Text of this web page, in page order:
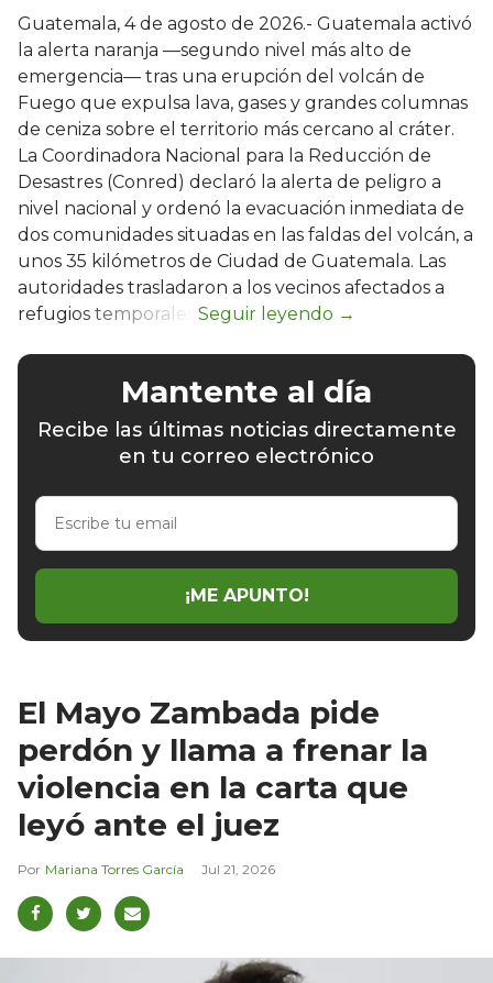
Guatemala, 4 de agosto de 2026.- Guatemala activó
la alerta naranja —segundo nivel más alto de
emergencia— tras una erupción del volcán de
Fuego que expulsa lava, gases y grandes columnas
de ceniza sobre el territorio más cercano al cráter.
La Coordinadora Nacional para la Reducción de
Desastres (Conred) declaró la alerta de peligro a
nivel nacional y ordenó la evacuación inmediata de
dos comunidades situadas en las faldas del volcán, a
unos 35 kilómetros de Ciudad de Guatemala. Las
autoridades trasladaron a los vecinos afectados a
refugios temporales.
Mantente al día
Recibe las últimas noticias directamente
en tu correo electrónico
Escribe
email
¡ME APUNTO!
El Mayo Zambada pide
perdón y llama a frenar la
violencia en la carta que
leyó ante el juez
Mariana Torres García Jul 21, 2026